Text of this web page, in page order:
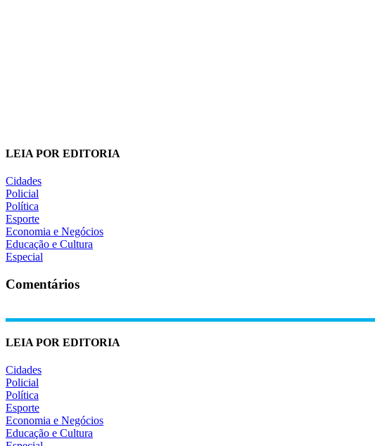
LEIA POR EDITORIA
Cidades
Policial
Política
Esporte
Economia e Negócios
Educação e Cultura
Especial
Comentários
LEIA POR EDITORIA
Cidades
Policial
Política
Esporte
Economia e Negócios
Educação e Cultura